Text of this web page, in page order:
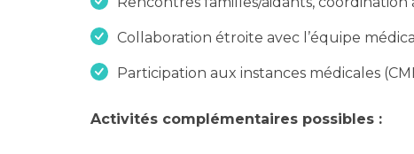
Collaboration étroite avec l’équipe
Participation aux instances médicales
Activités complémentaires possibles :